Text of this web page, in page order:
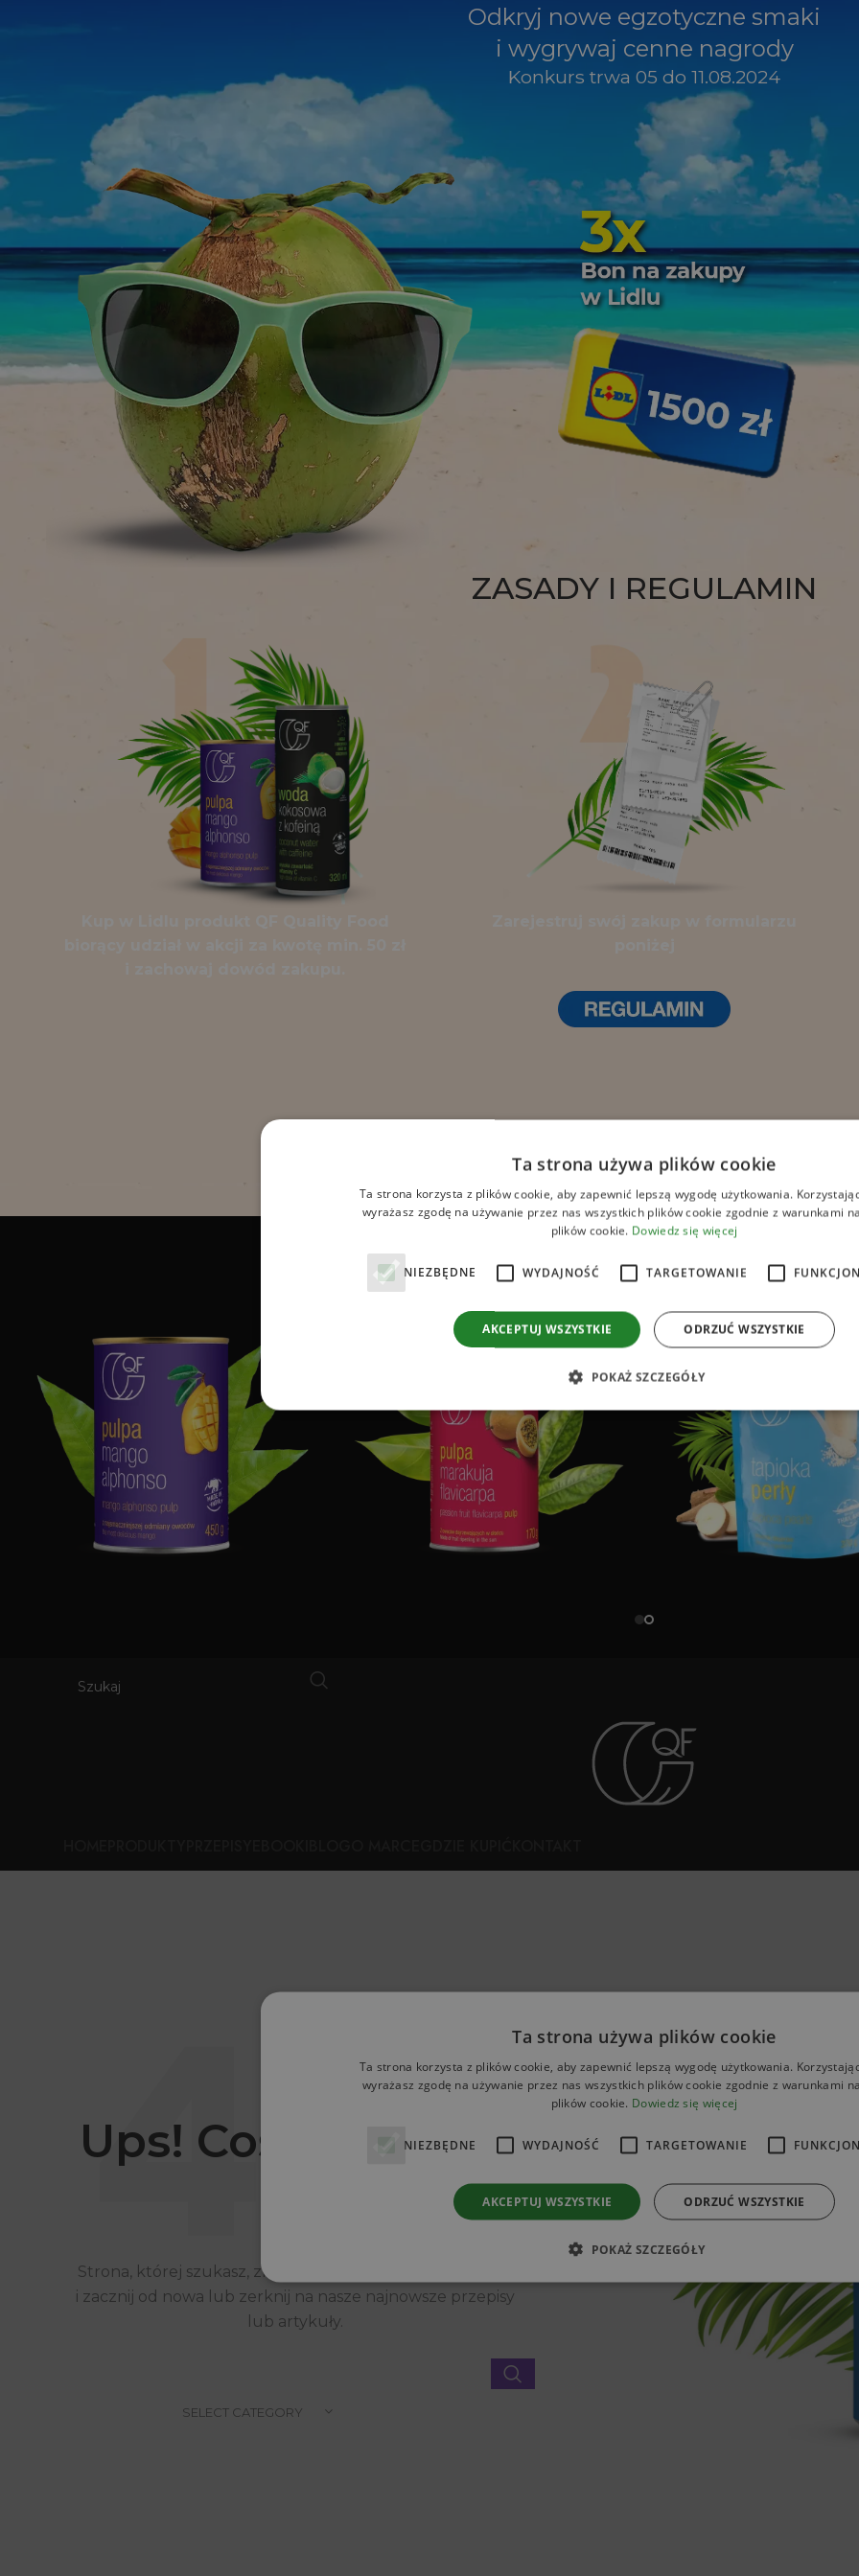
Odkryj nowe egzotyczne smaki
i wygrywaj cenne nagrody
Konkurs trwa 05 do 11.08.2024
ZASADY I REGULAMIN
PRODUKTY
Ta strona używa plików cookie
Ta strona korzysta z plików cookie, aby zapewnić lepszą wygodę użytkowania.
wyrażasz zgodę na używanie przez nas wszystkich plików cookie zgodnie z warunkami
plików cookie. Dowiedz się więcej
NIEZBĘDNE WYDAJNOŚĆ TARGETOWANIE
AKCEPTUJ WSZYSTKIE ODRZUĆ WSZYSTKIE
POKAŻ SZCZEGÓŁY